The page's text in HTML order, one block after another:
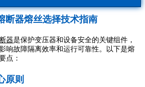
断器熔丝选择技术指南
器是保护变压器和设备安全的关键组件，
响故障隔离效率和运行可靠性。以下是熔
点：
原则